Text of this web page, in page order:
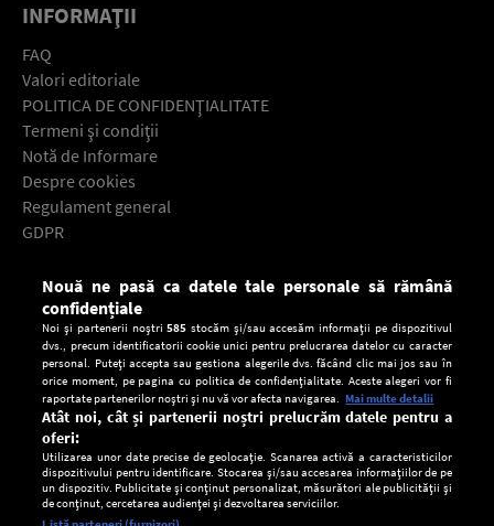
INFORMAŢII
FAQ
Valori editoriale
POLITICA DE CONFIDENŢIALITATE
Termeni şi condiţii
Notă de Informare
Despre cookies
Regulament general
GDPR
Descarcă gratuit aplicaţia Europa FM pentru smartphone:
Nouă ne pasă ca datele tale personale să rămână
confidențiale
Noi și partenerii noștri585 stocăm și/sau accesăm informații pe dispozitivul
dvs., precum identificatorii cookie unici pentru prelucrarea datelor cu caracter
personal. Puteți accepta sau gestiona alegerile dvs. făcând clic mai jos sau în
orice moment, pe pagina cu politica de confidențialitate. Aceste alegeri vor fi
raportate partenerilor noștri și nu vă vor afecta navigarea. Mai multe detalii
Atât noi, cât și partenerii noștri prelucrăm datele pentru a
oferi:
Utilizarea unor date precise de geolocație. Scanarea activă a caracteristicilor
dispozitivului pentru identificare. Stocarea și/sau accesarea informațiilor de pe
un dispozitiv. Publicitate și conținut personalizat, măsurători ale publicității și
de conținut, cercetarea audienței și dezvoltarea serviciilor.